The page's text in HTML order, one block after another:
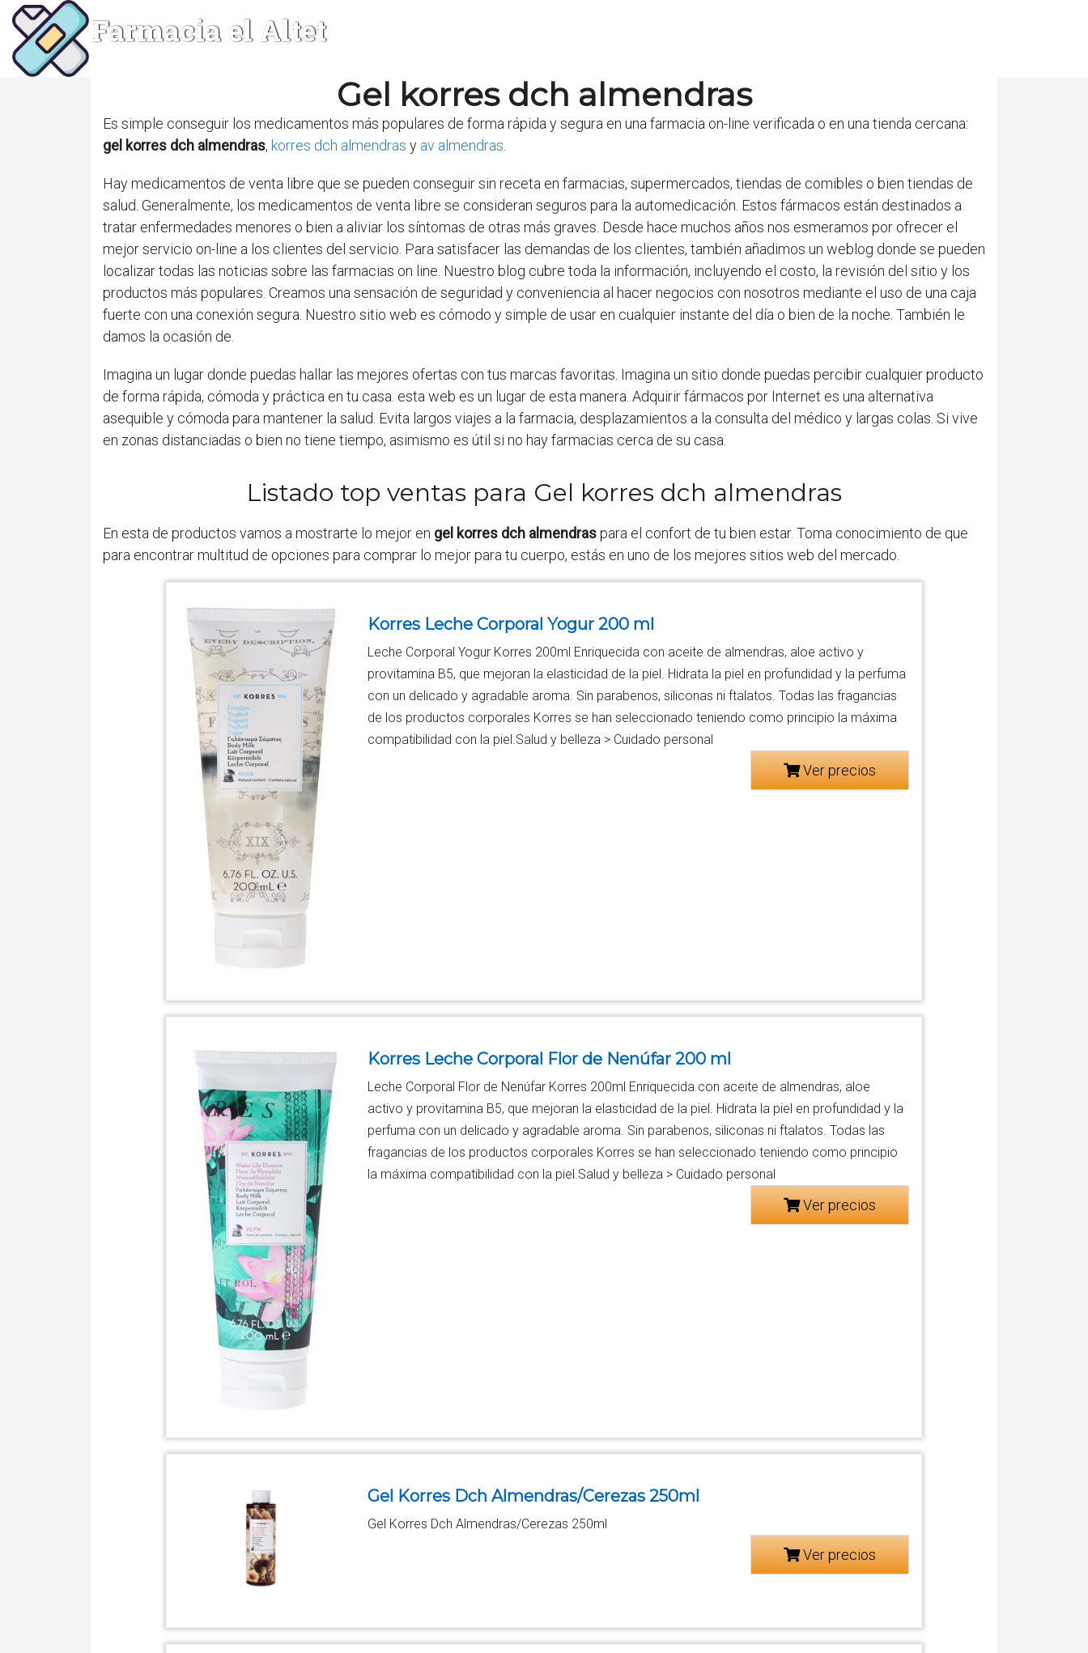
Farmacia el Altet
Gel korres dch almendras
Es simple conseguir los medicamentos más populares de forma rápida y segura en una farmacia on-line verificada o en una tienda cercana:
gel korres dch almendras, korres dch almendras y av almendras
Hay medicamentos de venta libre que se pueden conseguir sin receta en farmacias, supermercados, tiendas de comibles o bien tiendas de
salud. Generalmente, los medicamentos de venta libre se consideran seguros para la automedicación. Estos fármacos están destinados a
tratar enfermedades menores o bien a aliviar los síntomas de otras más graves. Desde hace muchos años nos esmeramos por ofrecer el
mejor servicio on-line a los clientes del servicio. Para satisfacer las demandas de los clientes, también añadimos un weblog donde se pueden
localizar todas las noticias sobre las farmacias on line. Nuestro blog cubre toda la información, incluyendo el costo, la revisión del sitio y los
productos más populares. Creamos una sensación de seguridad y conveniencia al hacer negocios con nosotros mediante el uso de una caja
fuerte con una conexión segura. Nuestro sitio web es cómodo y simple de usar en cualquier instante del día o bien de la noche. También le
damos la ocasión de.
Imagina un lugar donde puedas hallar las mejores ofertas con tus marcas favoritas. Imagina un sitio donde puedas percibir cualquier producto
de forma rápida, cómoda y práctica en tu casa. esta web es un lugar de esta manera. Adquirir fármacos por Internet es una alternativa
asequible y cómoda para mantener la salud. Evita largos viajes a la farmacia, desplazamientos a la consulta del médico y largas colas. Si vive
en zonas distanciadas o bien no tiene tiempo, asimismo es útil si no hay farmacias cerca de su casa.
Listado top ventas para Gel korres dch almendras
En esta de productos vamos a mostrarte lo mejor en gel korres dch almendraspara el confort de tu bien estar. Toma conocimiento de que
para encontrar multitud de opciones para comprar lo mejor para tu cuerpo, estás en uno de los mejores sitios web del mercado.
Korres Leche Corporal Yogur 200 ml
Leche Corporal Yogur Korres 200ml Enriquecida con aceite de almendras, aloe activo y
provitamina B5, que mejoran la elasticidad de la piel. Hidrata la piel en profundidad y la perfuma
con un delicado y agradable aroma. Sin parabenos, siliconas ni ftalatos. Todas las fragancias
de los productos corporales Korres se han seleccionado teniendo como principio la máxima
compatibilidad con la piel.Salud y belleza > Cuidado personal
Ver precios
Korres Leche Corporal Flor de Nenúfar 200 ml
Leche Corporal Flor de Nenúfar Korres 200ml Enriquecida con aceite de almendras, aloe
activo y provitamina B5, que mejoran la elasticidad de la piel. Hidrata la piel en profundidad y la
perfuma con un delicado y agradable aroma. Sin parabenos, siliconas ni ftalatos. Todas las
fragancias de los productos corporales Korres se han seleccionado teniendo como principio
la máxima compatibilidad con la piel.Salud y belleza > Cuidado personal
Ver precios
Gel Korres Dch Almendras/Cerezas 250ml
Gel Korres Dch Almendras/Cerezas 250ml
Ver precios